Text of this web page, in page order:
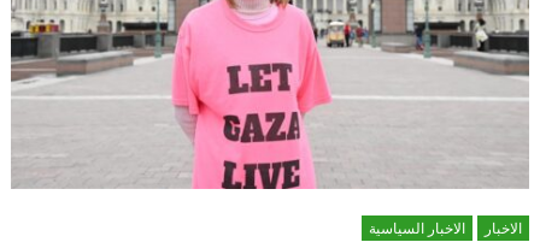
الاخبار الاخبار السياسية